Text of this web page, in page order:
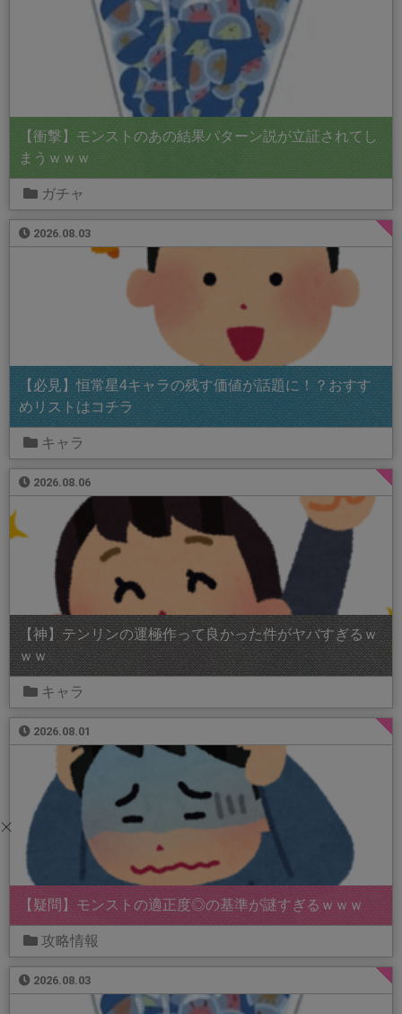
【衝撃】モンストのあの結果パターン説が立証されてし
まうｗｗｗ
ガチャ
2026.08.03
【必見】恒常星4キャラの残す価値が話題に！？おすす
めリストはコチラ
キャラ
2026.08.06
【神】テンリンの運極作って良かった件がヤバすぎるｗ
ｗｗ
キャラ
2026.08.01
【疑問】モンストの適正度◎の基準が謎すぎるｗｗｗ
攻略情報
2026.08.03